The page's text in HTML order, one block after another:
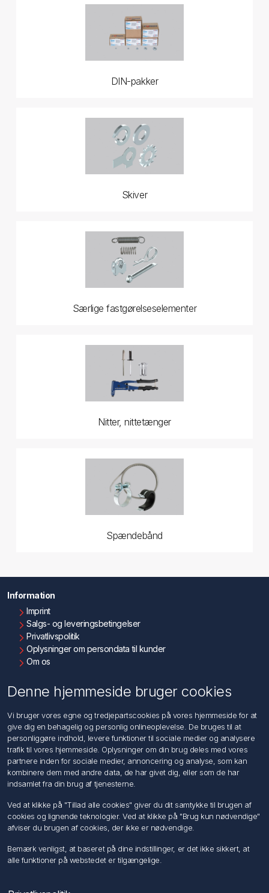
DIN-pakker
Skiver
Særlige fastgørelseselementer
Nitter, nittetænger
Spændebånd
Information
Imprint
Salgs- og leveringsbetingelser
Privatlivspolitik
Oplysninger om persondata til kunder
Om os
Søg
Min konto
Min konto
Ordrer
Adresser
Ansøg om Sælger konto
Følg os
Denne hjemmeside bruger cookies
Vi bruger vores egne og tredjepartscookies på vores hjemmeside for at
give dig en behagelig og personlig onlineoplevelse. De bruges til at
personliggøre indhold, levere funktioner til sociale medier og analysere
trafik til vores hjemmeside. Oplysninger om din brug deles med vores
partnere inden for sociale medier, annoncering og analyse, som kan
kombinere dem med andre data, de har givet dig, eller som de har
indsamlet fra din brug af tjenesterne.
Ved at klikke på "Tillad alle cookies" giver du dit samtykke til brugen af
cookies og lignende teknologier. Ved at klikke på "Brug kun nødvendige"
afviser du brugen af cookies, der ikke er nødvendige.
Bemærk venligst, at baseret på dine indstillinger, er det ikke sikkert, at
alle funktioner på webstedet er tilgængelige.